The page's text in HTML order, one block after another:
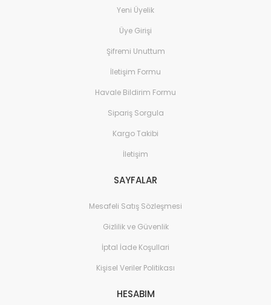
Monofaze spot rayı ek elemanı Beyaz
Yeni Üyelik
Üye Girişi
Şifremi Unuttum
İletişim Formu
Havale Bildirim Formu
Sipariş Sorgula
Kargo Takibi
İletişim
SAYFALAR
Mesafeli Satış Sözleşmesi
Gizlilik ve Güvenlik
İptal İade Koşullari
Kişisel Veriler Politikası
HESABIM